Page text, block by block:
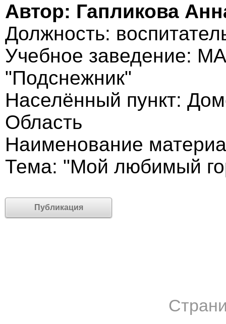
Автор: Гапликова
Должность:
Учебное заведение:
"Подснежник"
Населённый пункт:
Область
Наименование
Тема: "Мой любимый
Публикация